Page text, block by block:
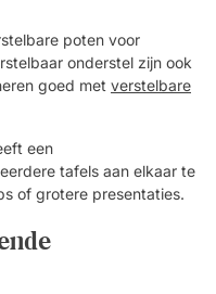
poten voor
onderstel zijn ook
goed met verstelbare
een
tafels aan elkaar te
of grotere presentaties.